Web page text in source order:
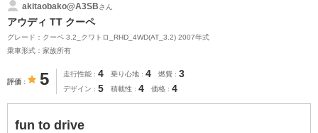
akitaobako@A3SBさん
アウディ TT クーペ
グレード：クーペ 3.2_クワトロ_RHD_4WD(AT_3.2) 2007年式
乗車形式：家族所有
評価 5 走行性能 4 乗り心地 4 燃費 3
デザイン 5 積載性 4 価格 4
fun to drive